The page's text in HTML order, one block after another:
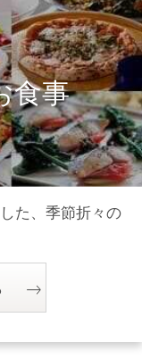
食事
た、 季節折々の